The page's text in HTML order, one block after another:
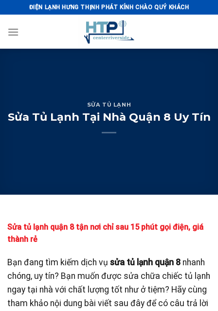
to
content
ĐIỆN LẠNH HƯNG THỊNH PHÁT KÍNH CHÀO QUÝ KHÁCH
SỬA TỦ LẠNH
Sửa Tủ Lạnh Tại Nhà Quận 8 Uy Tín
Sửa tủ lạnh quận 8 tận nơi chỉ sau 15 phút gọi điện, giá
thành rẻ
Bạn đang tìm kiếm dịch vụ sửa tủ lạnh quận 8 nhanh
chóng, uy tín? Bạn muốn được sửa chữa chiếc tủ lạnh
ngay tại nhà với chất lượng tốt như ở tiệm? Hãy cùng
tham khảo nội dung bài viết sau đây để có câu trả lời